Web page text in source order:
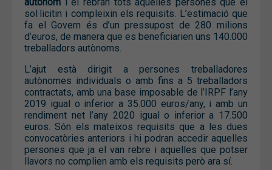
sol·licitin i compleixin els requisits. L’estimació que
fa el Govern és d’un pressupost de 280 milions
d’euros, de manera que es beneficiarien uns 140.000
treballadors autònoms.
L’ajut està dirigit a persones treballadores
autònomes individuals o amb fins a 5 treballadors
contractats, amb una base imposable de l’IRPF l’any
2019 igual o inferior a 35.000 euros/any, i amb un
rendiment net l’any 2020 igual o inferior a 17.500
euros. Són els mateixos requisits que a les dues
convocatòries anteriors i hi podran accedir aquelles
persones que ja el van rebre i aquelles que potser
llavors no complien amb els requisits però ara sí.